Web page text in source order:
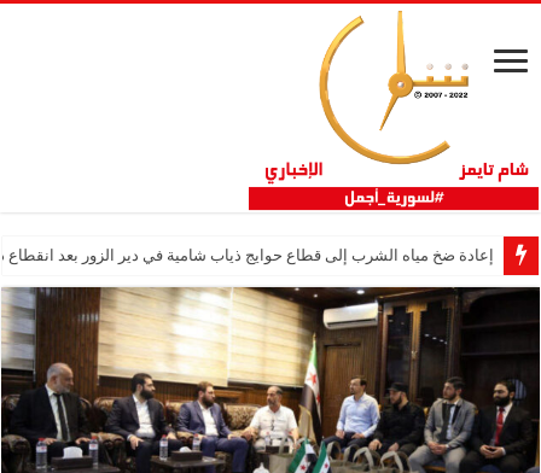
إعادة ضخ مياه الشرب إلى قطاع حوايج ذياب شامية في دير الزور بعد انقطاع دام 12